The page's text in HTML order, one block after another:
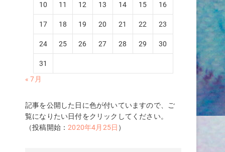
10 11 12 13 14 15 16
17 18 19 20 21 22 23
24 25 26 27 28 29 30
31
« 7月
記事を公開した日に色が付いていますので、ご
覧になりたい日付をクリックしてください。
（投稿開始：2020年4月25日 ）